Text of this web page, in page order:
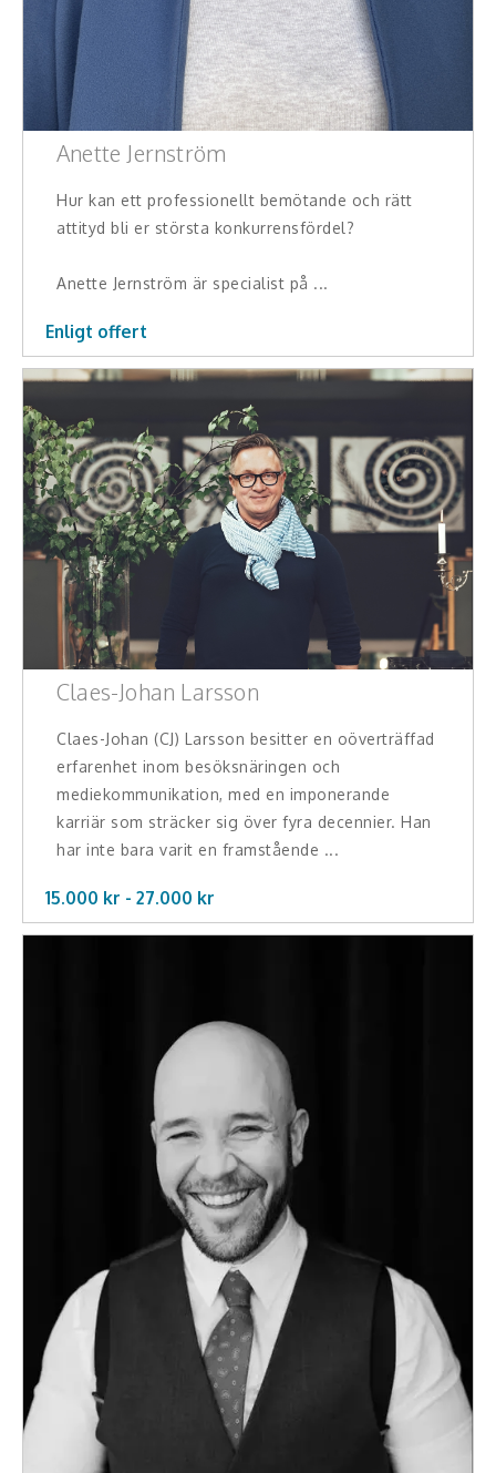
Musiker
Something a Little Different
Underhållning
Affärsnytta
Framtid, trender
Försäljning, marknadsföring, service,
kundfokus
Förändring, organisation,
organisationsutveckling
Hälsa, friskvård
Innovation, kreativitet, entreprenörskap,
intraprenörskap
Kommunikation och media
Ledarskap, medarbetarskap, HR
Miljö, hållbar utveckling
Målsättning, motivation, attityd
Mångfald och integration
Omvärld, politik, juridik
Pedagogik, skola, föräldraskap
Vård, omsorg, beroende
Företagsledare
Idrottare och äventyrare
Kända musiker
Skådespelare
Alla talare
Alla ämnen
Anette Jernström
Hur kan ett professionellt bemötande och rätt
attityd bli er största konkurrensfördel?
Anette Jernström är specialist på ...
Enligt offert
Claes-Johan Larsson
Claes-Johan (CJ) Larsson besitter en oöverträffad
erfarenhet inom besöksnäringen och
mediekommunikation, med en imponerande
karriär som sträcker sig över fyra decennier. Han
har inte bara varit en framstående ...
15.000 kr - 27.000 kr